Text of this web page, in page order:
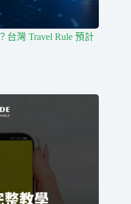
台灣 Travel Rule 預計